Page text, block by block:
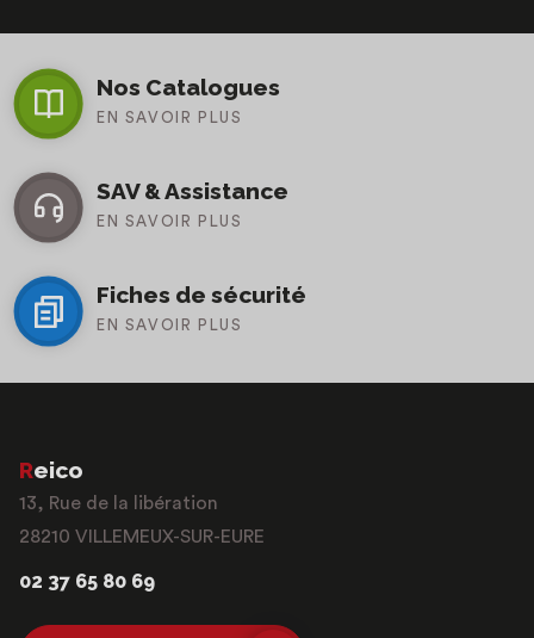
Nos Catalogues
EN SAVOIR PLUS
SAV & Assistance
EN SAVOIR PLUS
Fiches de sécurité
EN SAVOIR PLUS
Reico
13, Rue de la libération
28210 VILLEMEUX-SUR-EURE
02 37 65 80 69